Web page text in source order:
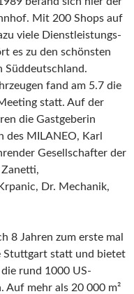
Mit 200 Shops auf
viele Dienstleistungs-
es zu den schönsten
Süddeutschland.
fand am 5.7 die
statt. Auf der
die Gastgeberin
des MILANEO, Karl
Gesellschafter der
Zanetti,
Dr. Mechanik,
8 Jahren zum erste mal
Stuttgart statt und bietet
rund 1000 US-
Auf mehr als 20 000 m²